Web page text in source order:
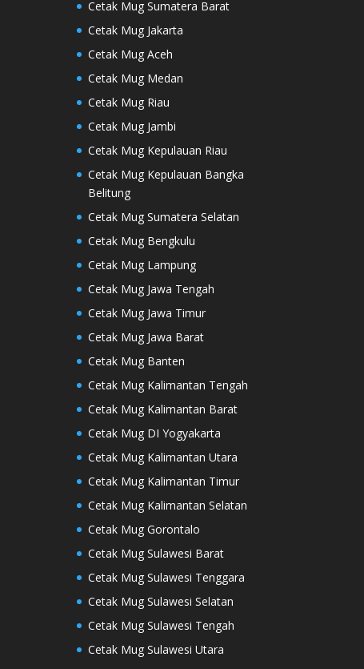
Cetak Mug Sumatera Barat
Cetak Mug Jakarta
Cetak Mug Aceh
Cetak Mug Medan
Cetak Mug Riau
Cetak Mug Jambi
Cetak Mug Kepulauan Riau
Cetak Mug Kepulauan Bangka
Belitung
Cetak Mug Sumatera Selatan
Cetak Mug Bengkulu
Cetak Mug Lampung
Cetak Mug Jawa Tengah
Cetak Mug Jawa Timur
Cetak Mug Jawa Barat
Cetak Mug Banten
Cetak Mug Kalimantan Tengah
Cetak Mug Kalimantan Barat
Cetak Mug DI Yogyakarta
Cetak Mug Kalimantan Utara
Cetak Mug Kalimantan Timur
Cetak Mug Kalimantan Selatan
Cetak Mug Gorontalo
Cetak Mug Sulawesi Barat
Cetak Mug Sulawesi Tenggara
Cetak Mug Sulawesi Selatan
Cetak Mug Sulawesi Tengah
Cetak Mug Sulawesi Utara